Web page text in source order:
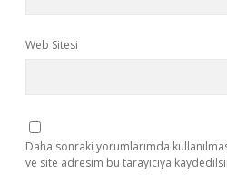
Web Sitesi
Daha sonraki yorumlarımda
ve site adresim bu tarayıcıya